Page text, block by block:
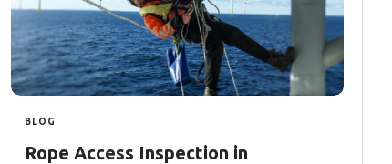
BLOG
Rope Access Inspection in